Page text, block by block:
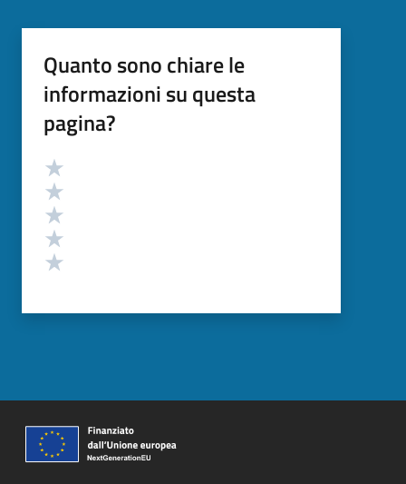
Quanto sono chiare le
informazioni su questa
pagina?
Valutazione